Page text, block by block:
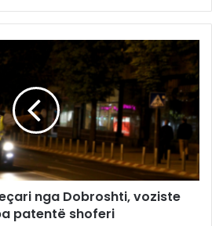
nga Dobroshti, voziste
patentë shoferi